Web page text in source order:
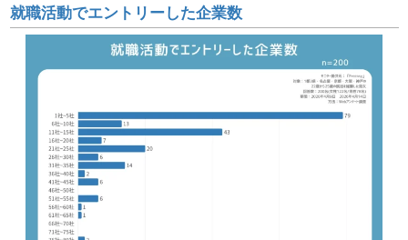
就職活動でエントリーした企業数